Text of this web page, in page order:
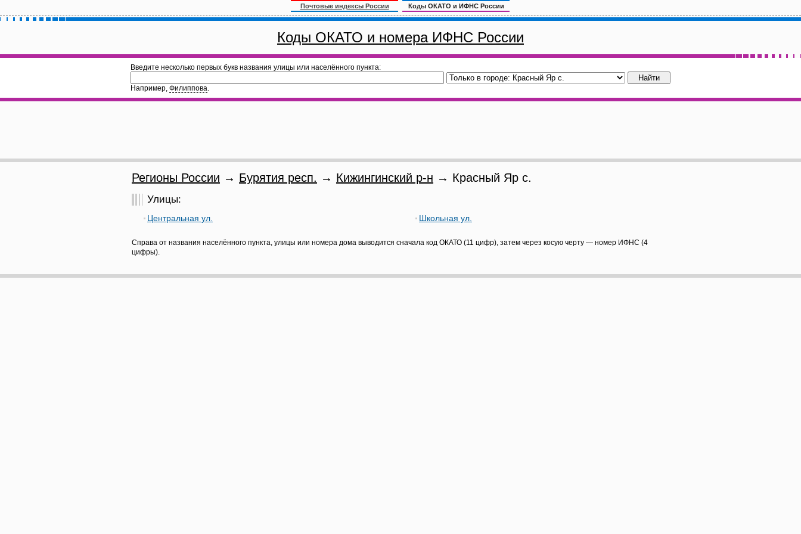
Почтовые индексы России Коды ОКАТО и ИФНС России
Коды ОКАТО и номера ИФНС России
Введите несколько первых букв названия улицы или населённого пункта:
Например, Филиппова.
Регионы России → Бурятия респ. → Кижингинский р-н → Красный Яр с.
Улицы:
Центральная ул. Школьная ул.
Справа от названия населённого пункта, улицы или номера дома выводится сначала код ОКАТО (11 цифр), затем через косую черту — номер ИФНС (4
цифры).